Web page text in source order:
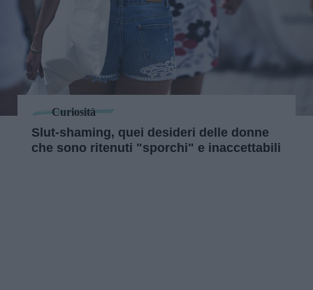
Curiosità
Slut-shaming, quei desideri delle donne
che sono ritenuti "sporchi" e inaccettabili